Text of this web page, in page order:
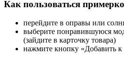
Как пользоваться
перейдите в оправы или
выберите понравившуюся
(зайдите в карточку товара)
нажмите кнопку «Добавить к